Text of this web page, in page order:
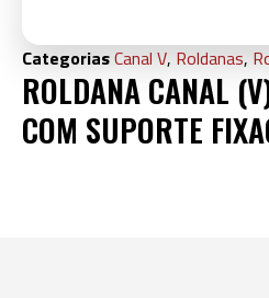
CategoriasCanal V, Roldanas,
ROLDANA CANAL
COM SUPORTE